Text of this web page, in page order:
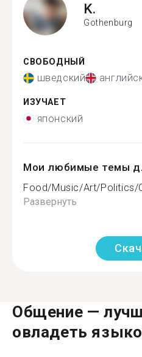
K.
Gothenburg
СВОБОДНЫЙ
шведский
ИЗУЧАЕТ
японский
Мои любимые темы
Food/Music/Art/Politics/
Развернуть
Общение —
овладеть